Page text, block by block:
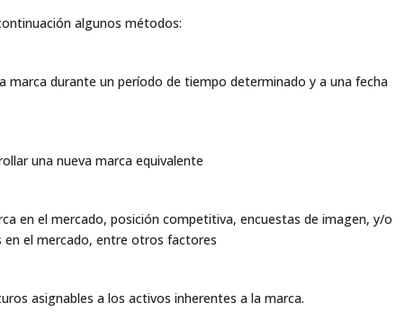
algunos métodos:
marca durante un período de tiempo determinado y a una fecha
una nueva marca equivalente
en el mercado, posición competitiva, encuestas de imagen, y/o
en el mercado, entre otros factores
asignables a los activos inherentes a la marca.